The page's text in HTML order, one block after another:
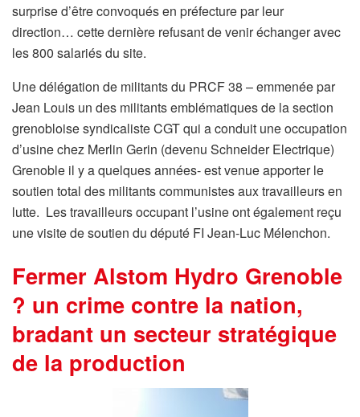
surprise d’être convoqués en préfecture par leur
direction… cette dernière refusant de venir échanger avec
les 800 salariés du site.
Une délégation de militants du PRCF 38 – emmenée par
Jean Louis un des militants emblématiques de la section
grenobloise syndicaliste CGT qui a conduit une occupation
d’usine chez Merlin Gerin (devenu Schneider Electrique)
Grenoble il y a quelques années- est venue apporter le
soutien total des militants communistes aux travailleurs en
lutte. Les travailleurs occupant l’usine ont également reçu
une visite de soutien du député FI Jean-Luc Mélenchon.
Fermer Alstom Hydro Grenoble
? un crime contre la nation,
bradant un secteur stratégique
de la production